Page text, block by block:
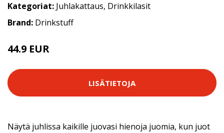
Kategoriat: Juhlakattaus, Drinkkilasit
Brand: Drinkstuff
44.9 EUR
LISÄTIETOJA
Näytä juhlissa kaikille juovasi hienoja juomia, kun juot